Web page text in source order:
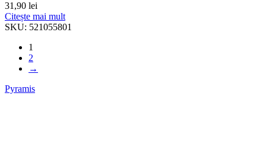
31,90 lei
Citește mai mult
SKU: 521055801
1
2
→
Pyramis